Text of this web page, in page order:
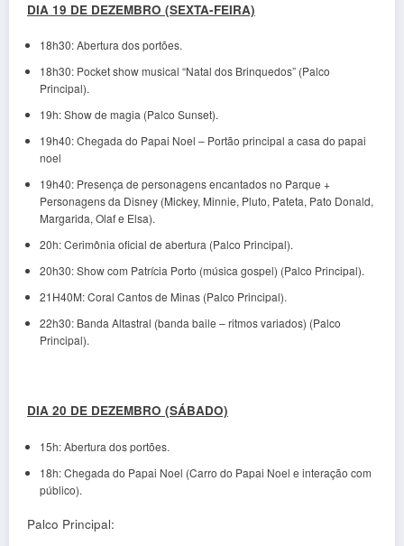
DIA 19 DE DEZEMBRO (SEXTA-FEIRA)
18h30: Abertura dos portões.
18h30: Pocket show musical “Natal dos Brinquedos” (Palco
Principal).
19h: Show de magia (Palco Sunset).
19h40: Chegada do Papai Noel – Portão principal a casa do papai
noel
19h40: Presença de personagens encantados no Parque +
Personagens da Disney (Mickey, Minnie, Pluto, Pateta, Pato Donald,
Margarida, Olaf e Elsa).
20h: Cerimônia oficial de abertura (Palco Principal).
20h30: Show com Patrícia Porto (música gospel) (Palco Principal).
21H40M: Coral Cantos de Minas (Palco Principal).
22h30: Banda Altastral (banda baile – ritmos variados) (Palco
Principal).
DIA 20 DE DEZEMBRO (SÁBADO)
15h: Abertura dos portões.
18h: Chegada do Papai Noel (Carro do Papai Noel e interação com
público).
Palco Principal: